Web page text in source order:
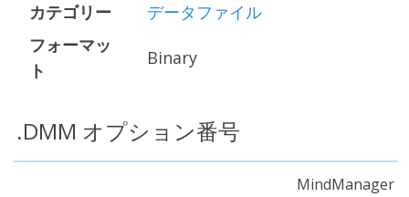
カテゴリー
データファイル
フォーマッ
ト
Binary
.DMM オプション番号
MindManager